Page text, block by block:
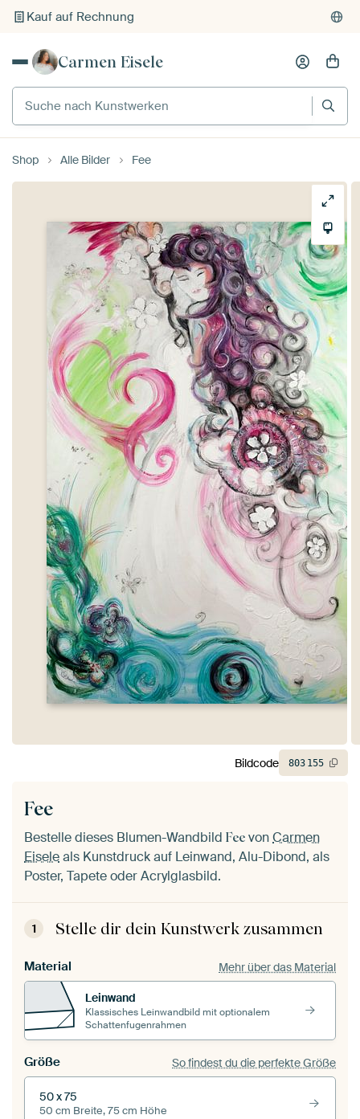
Kauf auf Rechnung
Individueller Druck auf Bestellung
Carmen Eisele
Suche nach Kunstwerken
Shop Alle Bilder Fee
Fee
Bestelle dieses Blumen-Wandbild Fee vonCarmen
Eiseleals Kunstdruck auf Leinwand, Alu-Dibond, als
Poster, Tapete oder Acrylglasbild.
1 Stelle dir dein Kunstwerk zusammen
Material Mehr über das Material
Leinwand
Klassisches Leinwandbild mit optionalem
Schattenfugenrahmen
Größe So findest du die perfekte Größe
50 x 75
50 cm Breite, 75 cm Höhe
Bildcode 803 155